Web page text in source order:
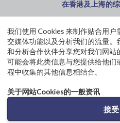
在香港及上海的
港怡医汇
港怡日间医
疗中心
健
港怡迎康外
科中心
百汇化
务 (中
使用条款和条件
© 2026 GHK Hospital
我们使用 Cookies 来制作贴合用
交媒体功能以及分析我们的流量
和分析合作伙伴分享您对我们网
可能会将此类信息与您提供给他们
程中收集的其他信息相结合。
关于网站Cookies的一般资讯
接受